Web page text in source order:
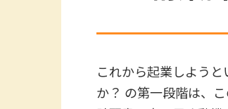
これから起業しよう
か？ の第一段階は、